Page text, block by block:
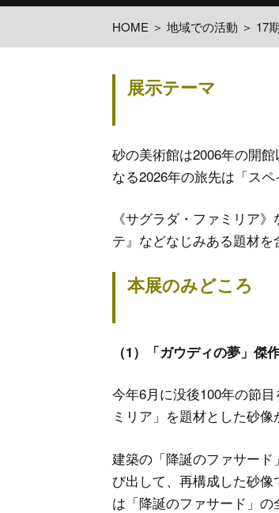
HOME ＞ 地域での活動 ＞ 17
砂の美術館は2006年の開
なる2026年の旅先は「ス
《サグラダ・ファミリア
テ』などなじみある題材を
本
（1）「ガウディの夢」傑
今年6月に没後100年の節
ミリア」を題材とした砂像
建築の「降誕のファサー
び出して、再構成した砂
は「降誕のファサード」